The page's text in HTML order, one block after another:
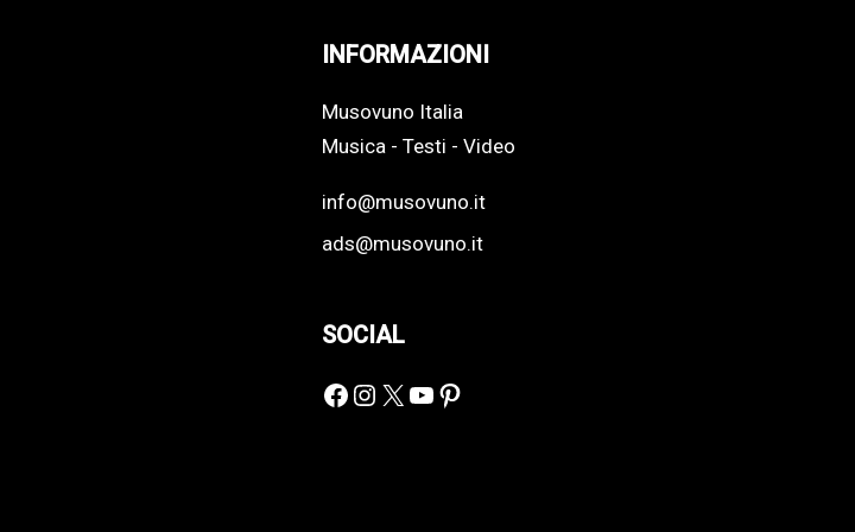
INFORMAZIONI
Musovuno Italia
Musica - Testi - Video
info@musovuno.it
ads@musovuno.it
SOCIAL
Facebook
Instagram
X YouTube
Pinterest